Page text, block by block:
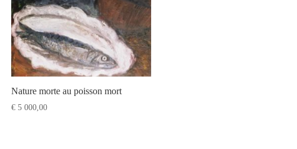
Nature morte au poisson mort
€ 5 000,00